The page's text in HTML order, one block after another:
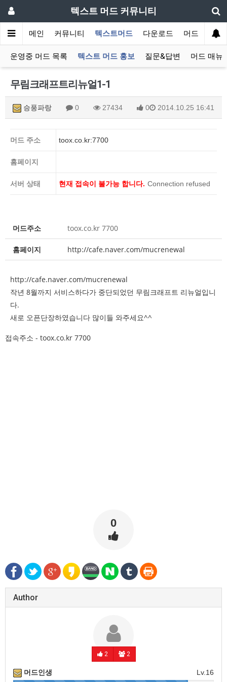
텍스트 머드 커뮤니티
메인 커뮤니티 텍스트머드 다운로드 머드 잡담
운영중 머드 목록 텍스트 머드 홍보 질문&답변 머드 매뉴
무림크래프트리뉴얼1-1
승풍파랑 0 27434 0 2014.10.25 16:41
머드 주소 toox.co.kr:7700
홈페이지
서버 상태 현재 접속이 불가능 합니다. Connection refused
머드주소 toox.co.kr 7700
홈페이지 http://cafe.naver.com/mucrenewal
http://cafe.naver.com/mucrenewal
작년 8월까지 서비스하다가 중단되었던 무림크래프트 리뉴얼입니
다.
새로 오픈단장하였습니다 많이들 와주세요^^
접속주소 - toox.co.kr 7700
0
Author
2 2
Lv.16
머드인생